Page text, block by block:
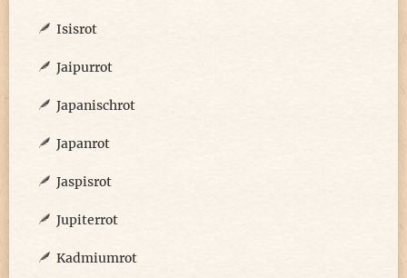
Isisrot
Jaipurrot
Japanischrot
Japanrot
Jaspisrot
Jupiterrot
Kadmiumrot